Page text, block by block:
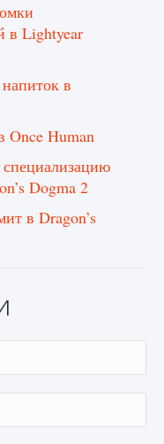
of Ava
в Lightyear
в
Once Human
специализацию
Dogma 2
в Dragon’s